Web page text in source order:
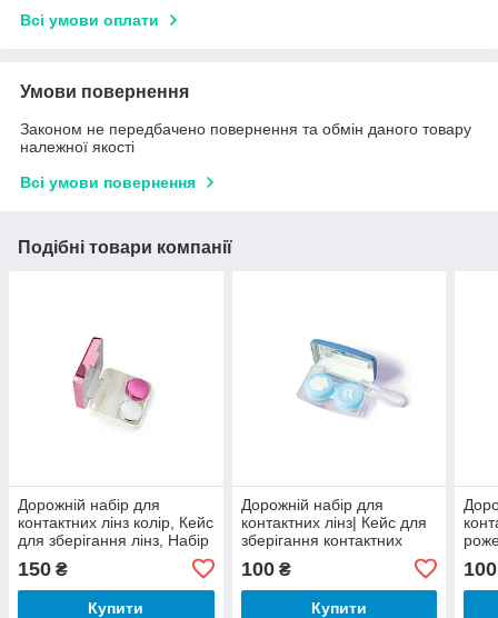
Всі умови оплати
Умови повернення
Законом не передбачено повернення та обмін даного товару
належної якості
Всі умови повернення
Подібні товари компанії
Дорожній набір для
контактних лінз колір, Кейс
для зберігання лінз, Набір
Коробочка для лінз
150 ₴
Купити
Дорожній набір для
контактних лінз| Кейс для
зберігання контактних
100₴
Купити
100